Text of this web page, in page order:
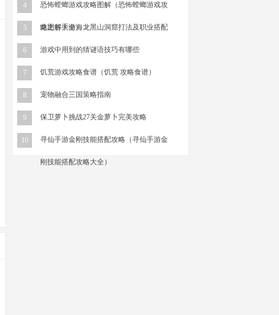
4 恐怖螳螂游戏攻略图解（恐怖螳螂游戏攻
略图解大全）
5 龙之谷手游海龙黑山洞窟打法及职业搭配
6 游戏中用到的猜谜语技巧有哪些
7 饥荒游戏攻略食谱（饥荒 攻略食谱）
8 宠物融合三国策略指南
9 保卫萝卜挑战27关金萝卜完美攻略
10 寻仙手游金刚技能搭配攻略（寻仙手游金
刚技能搭配攻略大全）